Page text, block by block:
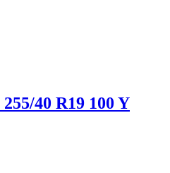
255/40 R19 100 Y